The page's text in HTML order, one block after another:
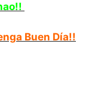
Buen Día!!